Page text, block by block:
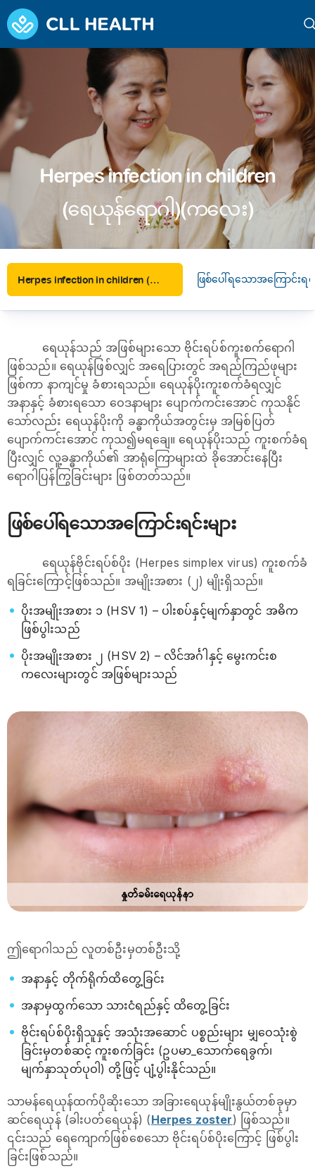
Herpes infection in children
(ရေယုန်‌ရောဂါ)(ကလေး)
Herpes infection in children (ရေယုန်‌ရောဂါ)(ကလေး) ဖြစ်ပေါ်ရသောအကြောင်းရင်း
ရေယုန်သည် အဖြစ်များသော ဗိုင်းရပ်စ်ကူးစက်ရောဂါ
ဖြစ်သည်။ ရေယုန်ဖြစ်လျှင် အရေပြားတွင် အရည်ကြည်ဖုများ
ဖြစ်ကာ နာကျင်မှု ခံစားရသည်။ ရေယုန်ပိုးကူးစက်ခံရလျှင်
အနာနှင့် ခံစားရသော ဝေဒနာများ ပျောက်ကင်းအောင် ကုသနိုင်
သော်လည်း ရေယုန်ပိုးကို ခန္ဓာကိုယ်အတွင်းမှ အမြစ်ပြတ်
ပျောက်ကင်းအောင် ကုသ၍မရချေ။ ‌ရေယုန်ပိုးသည် ကူးစက်ခံရ
ပြီးလျှင် လူ့ခန္ဓာကိုယ်၏ အာရုံကြောများထဲ ခိုအောင်းနေပြီး
ရောဂါပြန်ကြွခြင်းများ ဖြစ်တတ်သည်။
ဖြစ်ပေါ်ရသောအကြောင်းရင်းများ
ရေယုန်ဗိုင်းရပ်စ်ပိုး (Herpes simplex virus) ကူးစက်ခံ
ရခြင်းကြောင့်ဖြစ်သည်။ အမျိုးအစား (၂) မျိုးရှိသည်။
ပိုးအမျိုးအစား ၁ (HSV 1) – ပါးစပ်နှင့်မျက်နှာတွင် အဓိက
ဖြစ်ပွါးသည်
ပိုးအမျိုးအစား ၂ (HSV 2) – လိင်အင်္ဂါနှင့် မွေးကင်းစ
ကလေးများတွင် အဖြစ်များသည်
ဤရောဂါသည် လူတစ်ဦးမှတစ်ဦးသို့
အနာနှင့် တိုက်ရိုက်ထိတွေ့ခြင်း
အနာမှထွက်သော သားငံရည်နှင့် ထိတွေ့ခြင်း
ဗိုင်းရပ်စ်ပိုးရှိသူနှင့် အသုံးအဆောင် ပစ္စည်းများ မျှဝေသုံးစွဲ
ခြင်းမှတစ်ဆင့် ကူးစက်ခြင်း (ဥပမာ_သောက်ရေခွက်၊
မျက်နှာသုတ်ပုဝါ) တို့ဖြင့် ပျံ့ပွါးနိုင်သည်။
‌သာမန်ရေယုန်ထက်ပိုဆိုးသော အခြားရေယုန်မျိုးနွယ်တစ်ခုမှာ
ဆင်ရေယုန် (ခါးပတ်ရေယုန်) (Herpes zoster) ဖြစ်သည်။
၎င်းသည် ရေကျောက်ဖြစ်စေသော ဗိုင်းရပ်စ်ပိုးကြောင့် ဖြစ်ပွါး
ခြင်းဖြစ်သည်။